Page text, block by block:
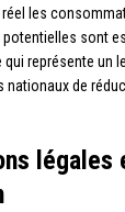
les
sont
qui représente un
de
légales